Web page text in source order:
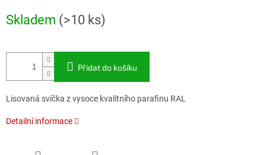
cena:
Skladem (>10 ks)
Přidat do košíku
Lisovaná svíčka z vysoce kvalitního parafinu RAL
Detailní informace